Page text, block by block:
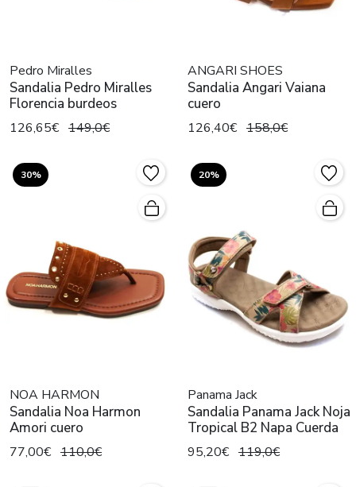
Pedro Miralles
Sandalia Pedro Miralles
Florencia burdeos
126,65€ 149,0€
ANGARI SHOES
Sandalia Angari Vaiana
cuero
126,40€ 158,0€
30%
NOA HARMON
Sandalia Noa Harmon
Amori cuero
77,00€ 110,0€
20%
Panama Jack
Sandalia Panama Jack Noja
Tropical B2 Napa Cuerda
95,20€ 119,0€